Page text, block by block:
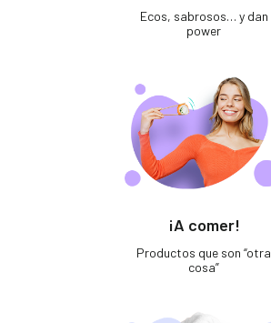
Ecos, sabrosos… y dan
power
¡A comer!
Productos que son “otra
cosa”